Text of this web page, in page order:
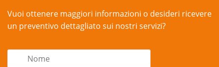
Vuoi ottenere maggiori informazioni o desideri ricevere
un preventivo dettagliato sui nostri servizi?